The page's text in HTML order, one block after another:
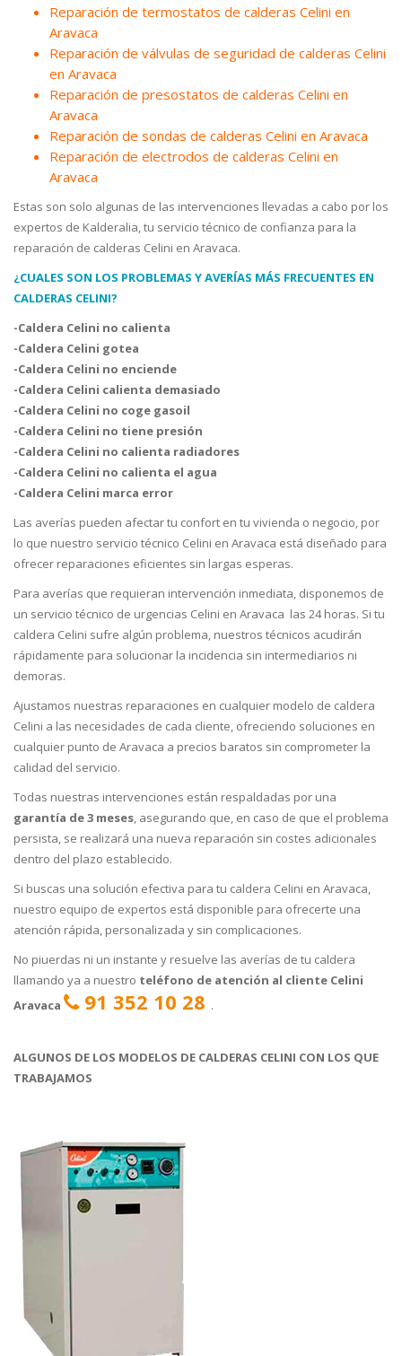
Reparación de termostatos de calderas Celini en
Aravaca
Reparación de válvulas de seguridad de calderas Celini
en Aravaca
Reparación de presostatos de calderas Celini en
Aravaca
Reparación de sondas de calderas Celini en Aravaca
Reparación de electrodos de calderas Celini en
Aravaca
Estas son solo algunas de las intervenciones llevadas a cabo por los
expertos de Kalderalia, tu servicio técnico de confianza para la
reparación de calderas Celini en Aravaca.
¿CUALES SON LOS PROBLEMAS Y AVERÍAS MÁS FRECUENTES EN
CALDERAS CELINI?
-Caldera Celini no calienta
-Caldera Celini gotea
-Caldera Celini no enciende
-Caldera Celini calienta demasiado
-Caldera Celini no coge gasoil
-Caldera Celini no tiene presión
-Caldera Celini no calienta radiadores
-Caldera Celini no calienta el agua
-Caldera Celini marca error
Las averías pueden afectar tu confort en tu vivienda o negocio, por
lo que nuestro servicio técnico Celini en Aravaca está diseñado para
ofrecer reparaciones eficientes sin largas esperas.
Para averías que requieran intervención inmediata, disponemos de
un servicio técnico de urgencias Celini en Aravaca las 24 horas. Si tu
caldera Celini sufre algún problema, nuestros técnicos acudirán
rápidamente para solucionar la incidencia sin intermediarios ni
demoras.
Ajustamos nuestras reparaciones en cualquier modelo de caldera
Celini a las necesidades de cada cliente, ofreciendo soluciones en
cualquier punto de Aravaca a precios baratos sin comprometer la
calidad del servicio.
Todas nuestras intervenciones están respaldadas por una
garantía de 3 meses, asegurando que, en caso de que el problema
persista, se realizará una nueva reparación sin costes adicionales
dentro del plazo establecido.
Si buscas una solución efectiva para tu caldera Celini en Aravaca,
nuestro equipo de expertos está disponible para ofrecerte una
atención rápida, personalizada y sin complicaciones.
No piuerdas ni un instante y resuelve las averías de tu caldera
llamando ya a nuestro teléfono de atención al cliente Celini
Aravaca
91 352 10 28 .
ALGUNOS DE LOS MODELOS DE CALDERAS CELINI CON LOS QUE
TRABAJAMOS